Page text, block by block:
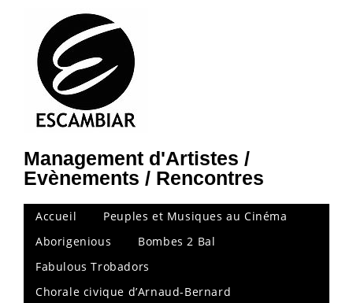
Management d'Artistes /
Evènements / Rencontres
Accueil
Peuples et Musiques au Cinéma
Aborigenious
Bombes 2 Bal
Fabulous Trobadors
Chorale civique d’Arnaud-Bernard